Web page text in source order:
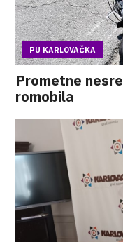
PU KARLOVAČKA
Prometne
romobila